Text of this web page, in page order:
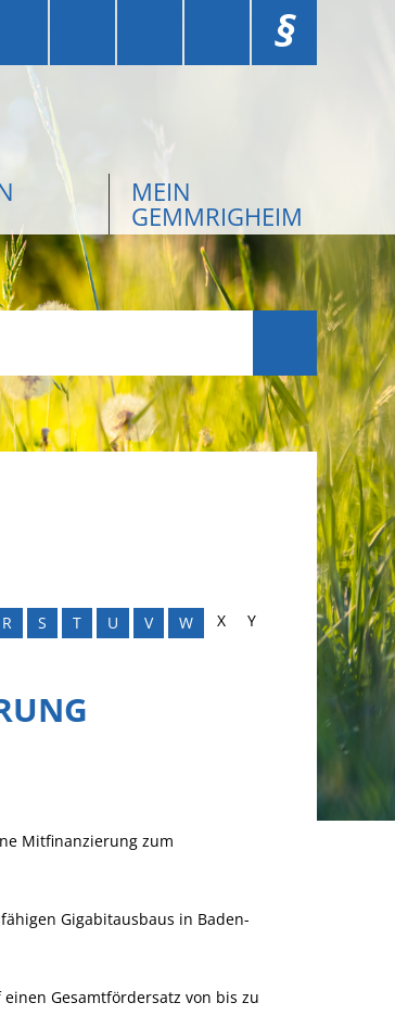
§
MEIN
GEMMRIGHEIM
R S T U V W X
Y
Mitfinanzierung zum
Gigabitausbaus in Baden-
einen Gesamtfördersatz von bis zu